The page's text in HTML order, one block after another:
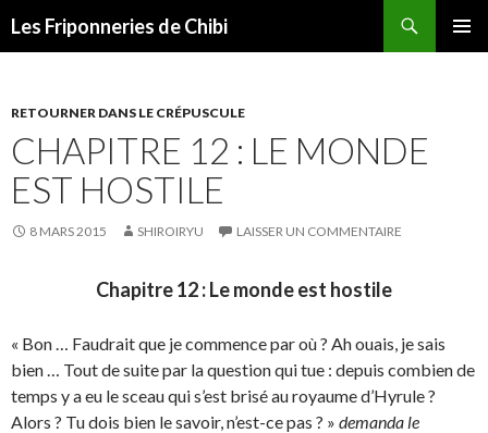
Les Friponneries de Chibi
RETOURNER DANS LE CRÉPUSCULE
CHAPITRE 12 : LE MONDE
EST HOSTILE
8 MARS 2015 SHIROIRYU LAISSER UN COMMENTAIRE
Chapitre 12 : Le monde est hostile
« Bon … Faudrait que je commence par où ? Ah ouais, je sais
bien … Tout de suite par la question qui tue : depuis combien de
temps y a eu le sceau qui s’est brisé au royaume d’Hyrule ?
Alors ? Tu dois bien le savoir, n’est-ce pas ? » demanda le